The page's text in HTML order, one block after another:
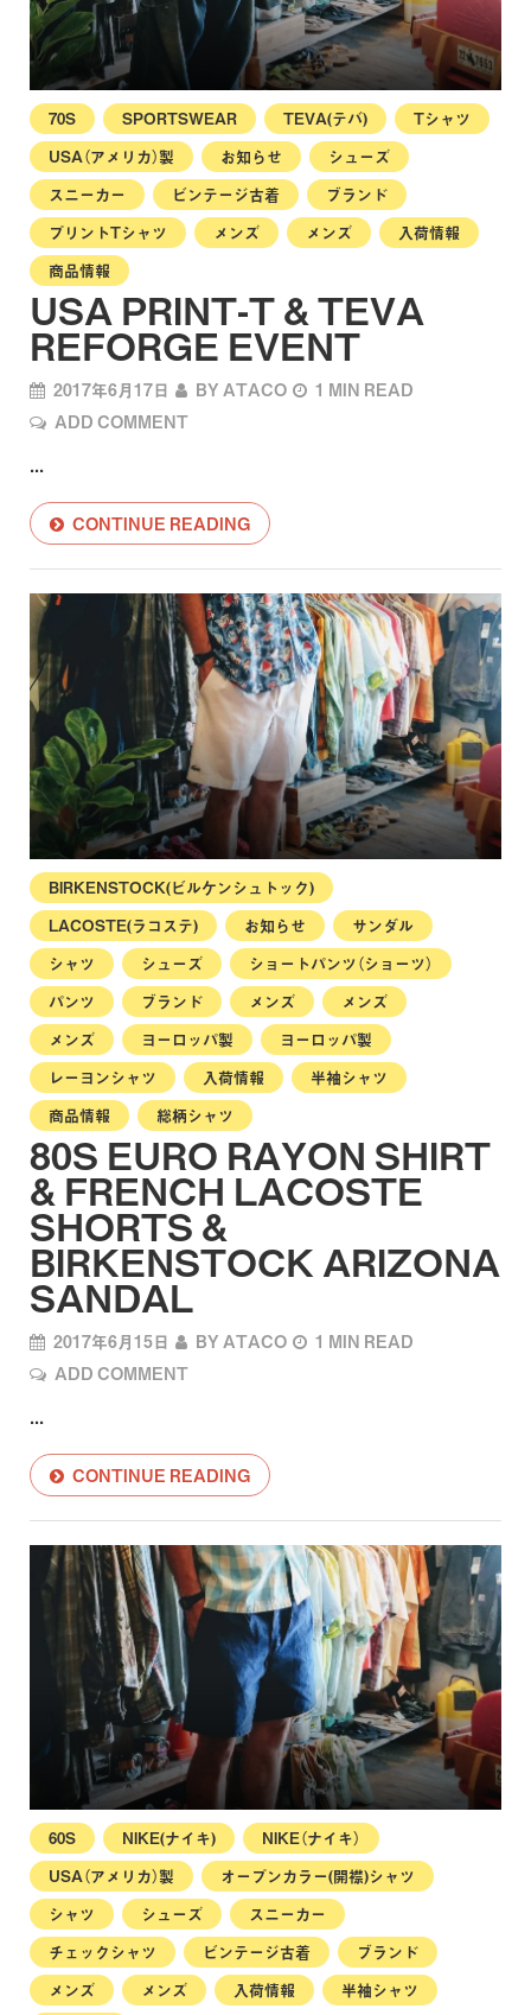
70S SPORTSWEAR TEVA(テバ)
Tシャツ
USA（アメリカ）製
お知らせ
シューズ
スニーカー
ビンテージ古着
ブランド
プリントTシャツ
メンズ メンズ
入荷情報
商品情報
USA PRINT-T & TEVA
REFORGE EVENT
2017年6月17日 BY ATACO
1 MIN READ
ADD COMMENT
...
CONTINUE READING
BIRKENSTOCK(ビルケンシュトック)
LACOSTE(ラコステ)
お知らせ
サンダル
シャツ
シューズ
ショートパンツ（ショーツ）
パンツ
ブランド メンズ
メンズ
メンズ
ヨーロッパ製
ヨーロッパ製
レーヨンシャツ
入荷情報
半袖シャツ
商品情報
総柄シャツ
80S EURO RAYON SHIRT
& FRENCH LACOSTE
SHORTS &
BIRKENSTOCK ARIZONA
SANDAL
2017年6月15日 BY ATACO
1 MIN READ
ADD COMMENT
...
CONTINUE READING
60S NIKE(ナイキ)
NIKE（ナイキ）
USA（アメリカ）製
オープンカラー(開襟)シャツ
シャツ
シューズ
スニーカー
チェックシャツ
ビンテージ古着
ブランド
メンズ
メンズ 入荷情報
半袖シャツ